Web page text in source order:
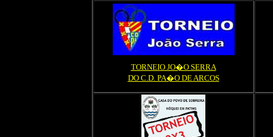
TORNEIO JO�O SERRA
DO C.D. PA�O DE ARCOS